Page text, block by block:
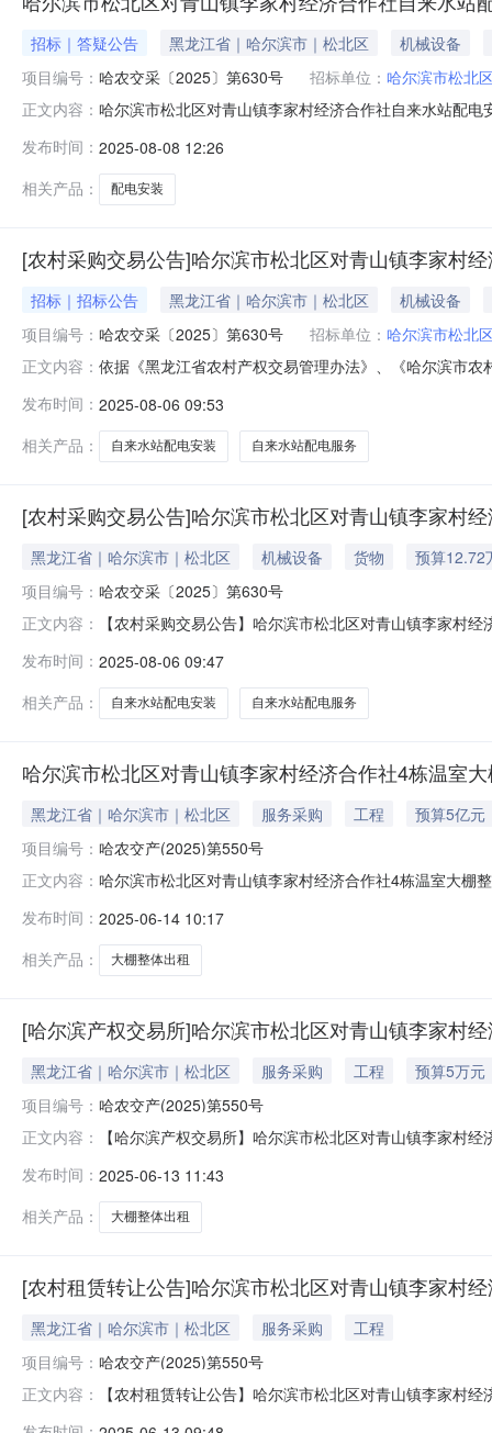
招标｜答疑公告 黑龙江省｜哈尔滨市｜松北区
机械设备
项目编号： 哈农交采〔2025〕第630号 招标单位： 哈尔滨市松北
正文内容： 哈尔滨市松北区对青山镇李家村经济合作社自来水站配
文件具有同等法律意义，其他内容不变。联系方式采购
任公司地址：哈尔滨市南岗区中山
发布时间： 2025-08-08 12:26
相关产品：
配电安装
[农村采购交易公告]哈尔滨市松北区对青山镇李家村
招标｜招标公告 黑龙江省｜哈尔滨市｜松北区
机械设备
项目编号： 哈农交采〔2025〕第630号 招标单位： 哈尔滨市松北
正文内容： 依据《黑龙江省农村产权交易管理办法》、《哈尔滨市
目；2.项目编号：哈农交采〔2025〕第630号；3.服务范
务期限）：自签订合同后30天内
发布时间： 2025-08-06 09:53
相关产品：
自来水站配电安装 自来水站配电服务
[农村采购交易公告]哈尔滨市松北区对青山镇李家村
黑龙江省｜哈尔滨市｜松北区 机械设备 货物
预算12.72
项目编号： 哈农交采〔2025〕第630号
正文内容：
【农村采购交易公告】哈尔滨市松北区对青山镇李家村
项目概况1.项目名称：哈尔滨市松北区对青山镇李家村
镇李家村经济合作社自来水站配电服务
发布时间： 2025-08-06 09:47
相关产品：
自来水站配电安装 自来水站配电服务
哈尔滨市松北区对青山镇李家村经济合作社4栋温室
黑龙江省｜哈尔滨市｜松北区 服务采购 工程
预算5亿元
项目编号： 哈农交产(2025)第550号
正文内容： 哈尔滨市松北区对青山镇李家村经济合作社4栋温室大棚
2025-06-13交易方式拍卖转让说明事项详情见公告内容
发布时间： 2025-06-14 10:17
相关产品：
大棚整体出租
[哈尔滨产权交易所]哈尔滨市松北区对青山镇李家村
黑龙江省｜哈尔滨市｜松北区 服务采购 工程
预算5万元
项目编号： 哈农交产(2025)第550号
正文内容：
【哈尔滨产权交易所】哈尔滨市松北区对青山镇李家村
赁类转让方名称挂牌价格50000.0元挂牌期间7工作日挂
发布时间： 2025-06-13 11:43
相关产品：
大棚整体出租
[农村租赁转让公告]哈尔滨市松北区对青山镇李家村
黑龙江省｜哈尔滨市｜松北区 服务采购
工程
项目编号： 哈农交产(2025)第550号
正文内容：
【农村租赁转让公告】哈尔滨市松北区对青山镇李家村